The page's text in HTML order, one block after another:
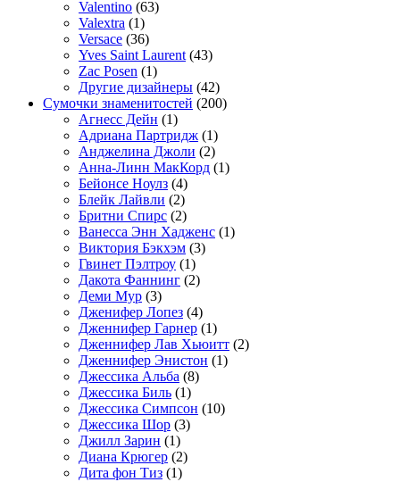
Valentino (63)
Valextra (1)
Versace (36)
Yves Saint Laurent (43)
Zac Posen (1)
Другие дизайнеры (42)
Сумочки знаменитостей (200)
Агнесс Дейн (1)
Адриана Партридж (1)
Анджелина Джоли (2)
Анна-Линн МакКорд (1)
Бейонсе Ноулз (4)
Блейк Лайвли (2)
Бритни Спирс (2)
Ванесса Энн Хадженс (1)
Виктория Бэкхэм (3)
Гвинет Пэлтроу (1)
Дакота Фаннинг (2)
Деми Мур (3)
Дженифер Лопез (4)
Дженнифер Гарнер (1)
Дженнифер Лав Хьюитт (2)
Дженнифер Энистон (1)
Джессика Альба (8)
Джессика Биль (1)
Джессика Симпсон (10)
Джессика Шор (3)
Джилл Зарин (1)
Диана Крюгер (2)
Дита фон Тиз (1)